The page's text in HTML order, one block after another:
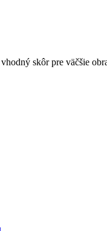
skôr pre väčšie